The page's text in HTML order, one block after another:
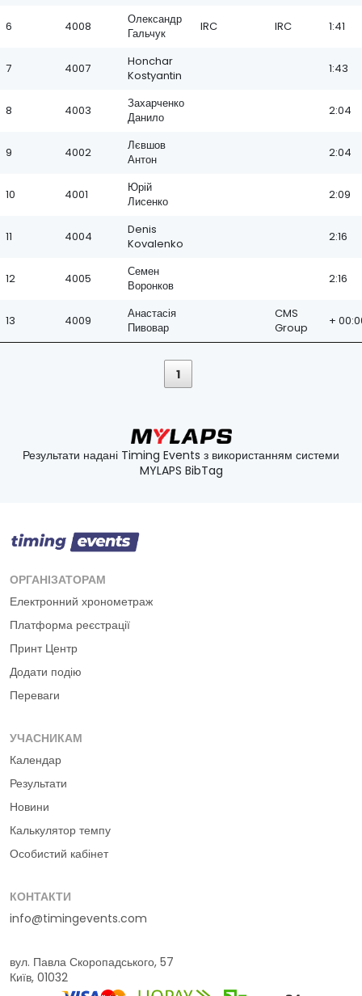
6 4008
Олександр
Гальчук
IRC IRC 1:41
7 4007
Honchar
Kostyantin
1:43
8 4003
Захарченко
Данило
2:04
9 4002
Лєвшов
Антон
2:04
10 4001
Юрій
Лисенко
2:09
11 4004
Denis
Kovalenko
2:16
12 4005
Семен
Воронков
2:16
13 4009
Анастасія
Пивовар
CMS
Group
+
1
Результати надані Timing Events з використанням системи
MYLAPS BibTag
ОРГАНІЗАТОРАМ
Електронний хронометраж
Платформа реєстрації
Принт Центр
Додати подію
Переваги
УЧАСНИКАМ
Календар
Результати
Новини
Калькулятор темпу
Особистий кабінет
КОНТАКТИ
info@timingevents.com
вул. Павла Скоропадського, 57
Київ, 01032